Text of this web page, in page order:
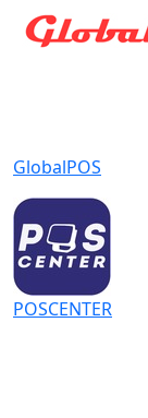
GlobalPOS
POSCENTER